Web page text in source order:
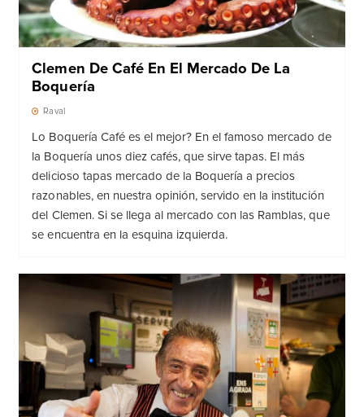
Clemen De Café En El Mercado De La
Boquería
Raval
Lo Boquería Café es el mejor? En el famoso mercado de
la Boquería unos diez cafés, que sirve tapas. El más
delicioso tapas mercado de la Boquería a precios
razonables, en nuestra opinión, servido en la institución
del Clemen. Si se llega al mercado con las Ramblas, que
se encuentra en la esquina izquierda.